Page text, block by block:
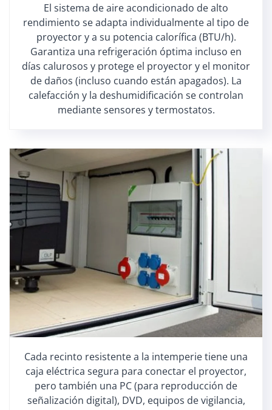
El sistema de aire acondicionado de alto
rendimiento se adapta individualmente al tipo de
proyector y a su potencia calorífica (BTU/h).
Garantiza una refrigeración óptima incluso en
días calurosos y protege el proyector y el monitor
de daños (incluso cuando están apagados). La
calefacción y la deshumidificación se controlan
mediante sensores y termostatos.
Cada recinto resistente a la intemperie tiene una
caja eléctrica segura para conectar el proyector,
pero también una PC (para reproducción de
señalización digital), DVD, equipos de vigilancia,